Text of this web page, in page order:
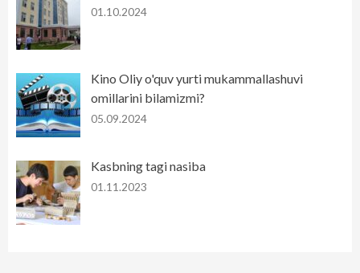
01.10.2024
Kino Oliy o'quv yurti mukammallashuvi
omillarini bilamizmi?
05.09.2024
Kasbning tagi nasiba
01.11.2023